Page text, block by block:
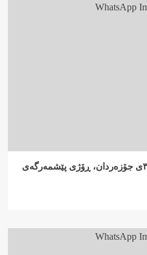
‍ بەیاننامەی کۆمەڵە بەبۆنەی ٣١ی جۆزەردان، ڕۆژی پێشمەرگەی